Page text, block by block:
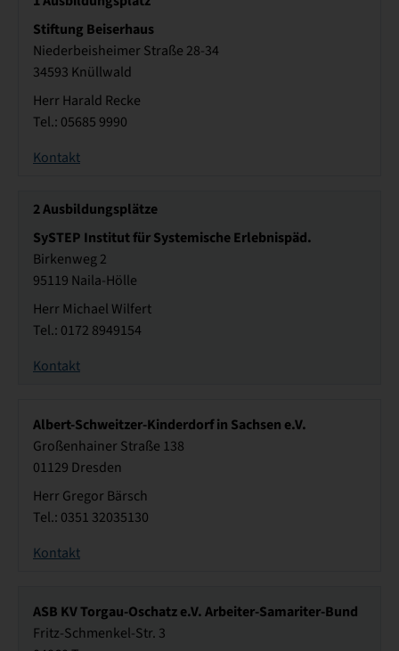
Stiftung Beiserhaus
Niederbeisheimer Straße 28-34
34593 Knüllwald
Herr Harald Recke
Tel.: 05685 9990
Kontakt
2Ausbildungsplätze
SySTEP Institut für Systemische Erlebnispäd.
Birkenweg 2
95119 Naila-Hölle
Herr Michael Wilfert
Tel.: 0172 8949154
Kontakt
Albert-Schweitzer-Kinderdorf in Sachsen e.V.
Großenhainer Straße 138
01129 Dresden
Herr Gregor Bärsch
Tel.: 0351 32035130
Kontakt
ASB KV Torgau-Oschatz e.V. Arbeiter-Samariter-Bund
Fritz-Schmenkel-Str. 3